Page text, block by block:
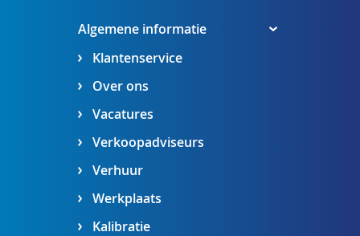
Algemene informatie
Klantenservice
Over ons
Vacatures
Verkoopadviseurs
Verhuur
Werkplaats
Kalibratie